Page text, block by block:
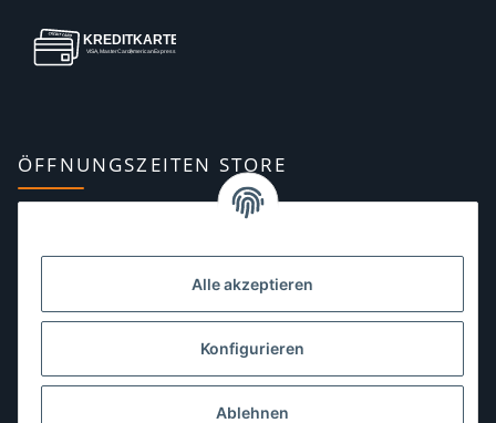
Alle akzeptieren
Konfigurieren
Ablehnen
ÖFFNUNGSZEITEN STORE
10:00–13:00, 14:00–18:00 Uhr
Dienstag:10:00–13:00, 14:00–16:00 Uhr
10:00–13:00 Uhr
Freitag:10:00–13:00, 14:00–18:00 Uhr